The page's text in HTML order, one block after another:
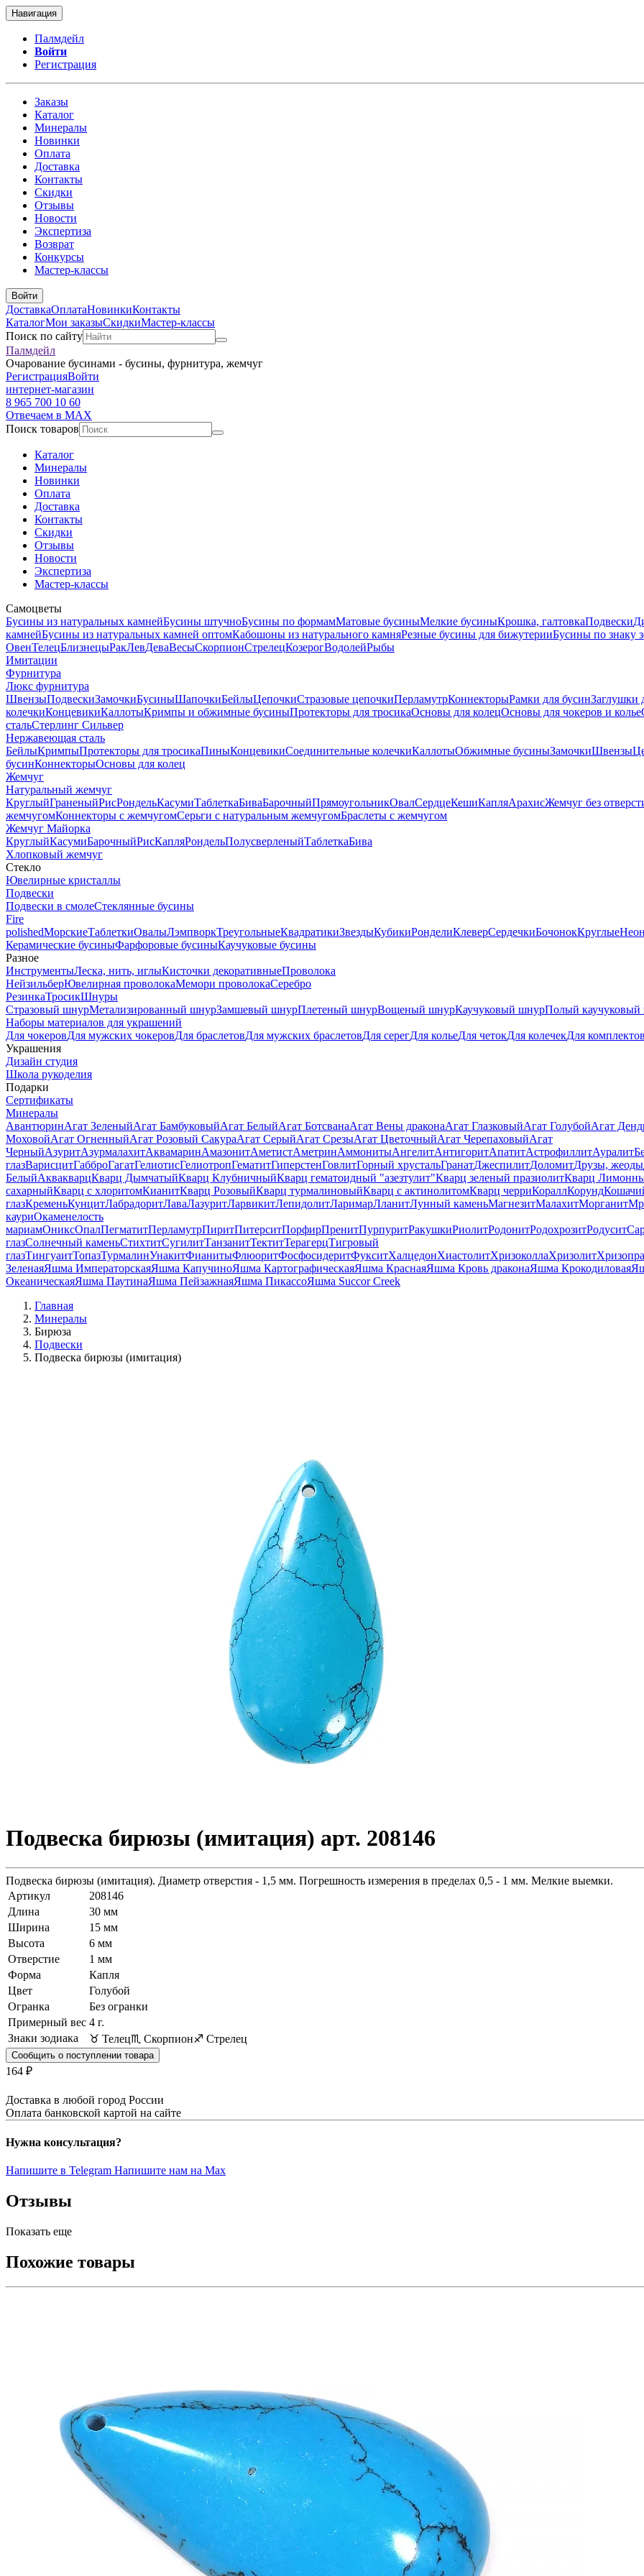
Навигация
Палмдейл
Войти
Регистрация
Заказы
Каталог
Минералы
Новинки
Оплата
Доставка
Контакты
Скидки
Отзывы
Новости
Экспертиза
Возврат
Конкурсы
Мастер-классы
Войти
ДоставкаОплатаНовинкиКонтакты
КаталогМои заказыСкидкиМастер-классы
Поиск по сайту
Палмдейл
Очарование бусинами - бусины, фурнитура, жемчуг
РегистрацияВойти
интернет-магазин
8 965 700 10 60
Отвечаем в MAX
Поиск товаров
Каталог
Минералы
Новинки
Оплата
Доставка
Контакты
Скидки
Отзывы
Новости
Экспертиза
Мастер-классы
Самоцветы
Бусины из натуральных камнейБусины штучноБусины по формамМатовые бусиныМелкие бусиныКрошка, галтовкаПодвески
камнейБусины из натуральных камней оптомКабошоны из натурального камняРезные бусины для бижутерииБусины по знаку
ОвенТелецБлизнецыРакЛевДеваВесыСкорпионСтрелецКозерогВодолейРыбы
Имитации
Фурнитура
Люкс фурнитура
ШвензыПодвескиЗамочкиБусиныШапочкиБейлыЦепочкиСтразовые цепочкиПерламутрКоннекторыРамки для бусинЗаглушки
колечкиКонцевикиКаллотыКримпы и обжимные бусиныПротекторы для тросикаОсновы для колецОсновы для чокеров и колье
стальСтерлинг Сильвер
Нержавеющая сталь
БейлыКримпыПротекторы для тросикаПиныКонцевикиСоединительные колечкиКаллотыОбжимные бусиныЗамочкиШвензы
бусинКоннекторыОсновы для колец
Жемчуг
Натуральный жемчуг
КруглыйГраненыйРисРондельКасумиТаблеткаБиваБарочныйПрямоугольникОвалСердцеКешиКапляАрахисЖемчуг без
жемчугомКоннекторы с жемчугомСерьги с натуральным жемчугомБраслеты с жемчугом
Жемчуг Майорка
КруглыйКасумиБарочныйРисКапляРондельПолусверленыйТаблеткаБива
Хлопковый жемчуг
Стекло
Ювелирные кристаллы
Подвески
Подвески в смолеСтеклянные бусины
Fire
polishedМорскиеТаблеткиОвалыЛэмпворкТреугольныеКвадратикиЗвездыКубикиРонделиКлеверСердечкиБочонокКруглые
Керамические бусиныФарфоровые бусиныКаучуковые бусины
Разное
ИнструментыЛеска, нить, иглыКисточки декоративныеПроволока
НейзильберЮвелирная проволокаМемори проволокаСеребро
РезинкаТросикШнуры
Стразовый шнурМетализированный шнурЗамшевый шнурПлетеный шнурВощеный шнурКаучуковый шнурПолый
Наборы материалов для украшений
Для чокеровДля мужских чокеровДля браслетовДля мужских браслетовДля серегДля кольеДля четокДля колечекДля
Украшения
Дизайн студия
Школа рукоделия
Подарки
Сертификаты
Минералы
АвантюринАгат ЗеленыйАгат БамбуковыйАгат БелыйАгат БотсванаАгат Вены драконаАгат ГлазковыйАгат ГолубойАгат
МоховойАгат ОгненныйАгат Розовый СакураАгат СерыйАгат СрезыАгат ЦветочныйАгат ЧерепаховыйАгат
ЧерныйАзуритАзурмалахитАквамаринАмазонитАметистАметринАммонитыАнгелитАнтигоритАпатитАстрофиллитАуралит
глазВарисцитГабброГагатГелиотисГелиотропГематитГиперстенГовлитГорный хрустальГранатДжеспилитДоломитДрузы, жеоды
БелыйАквакварцКварц ДымчатыйКварц КлубничныйКварц гематоидный "азезтулит"Кварц зеленый празиолитКварц
сахарныйКварц с хлоритомКианитКварц РозовыйКварц турмалиновыйКварц с актинолитомКварц черриКораллКорунд
глазКременьКунцитЛабрадоритЛаваЛазуритЛарвикитЛепидолитЛаримарЛланитЛунный каменьМагнезитМалахитМорганит
кауриОкаменелость
мариамОниксОпалПегматитПерламутрПиритПитерситПорфирПренитПурпуритРакушкиРиолитРодонитРодохрозитРодусит
глазСолнечный каменьСтихтитСугилитТанзанитТектитТерагерцТигровый
глазТингуаитТопазТурмалинУнакитФианитыФлюоритФосфосидеритФукситХалцедонХиастолитХризоколлаХризолит
ЗеленаяЯшма ИмператорскаяЯшма КапучиноЯшма КартографическаяЯшма КраснаяЯшма Кровь драконаЯшма Крокодиловая
ОкеаническаяЯшма ПаутинаЯшма ПейзажнаяЯшма ПикассоЯшма Succor Creek
Главная
Минералы
Бирюза
Подвески
Подвеска бирюзы (имитация)
Подвеска бирюзы (имитация) арт. 208146
Подвеска бирюзы (имитация). Диаметр отверстия - 1,5 мм. Погрешность измерения в пределах 0,5 - 1 мм. Мелкие выемки.
Артикул
208146
Длина
30 мм
Ширина
15 мм
Высота
6 мм
Отверстие
1 мм
Форма
Капля
Цвет
Голубой
Огранка
Без огранки
Примерный вес 4 г.
Знаки зодиака
♉ Телец♏ Скорпион♐ Стрелец
Сообщить о поступлении товара
164 ₽
Доставка в любой город России
Оплата банковской картой на сайте
Нужна консультация?
Напишите в Telegram Напишите нам на Max
Отзывы
Показать еще
Похожие товары